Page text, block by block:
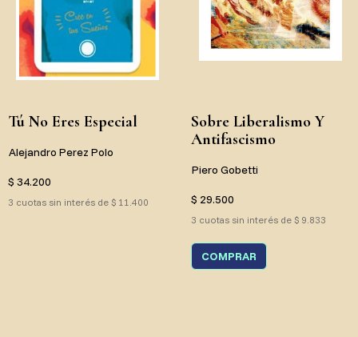
Tú No Eres Especial
Alejandro Perez Polo
$ 34.200
3 cuotas sin interés de $ 11.400
Sobre Liberalismo Y
Antifascismo
Piero Gobetti
$ 29.500
3 cuotas sin interés de $ 9.833
COMPRAR